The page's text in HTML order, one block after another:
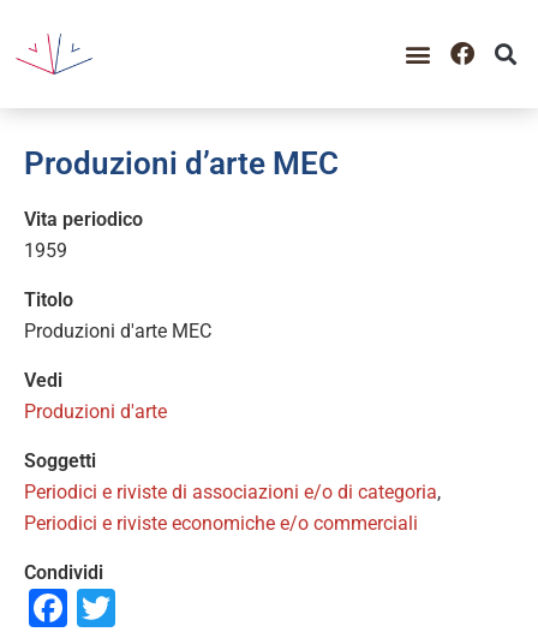
Produzioni d’arte MEC
Vita periodico
1959
Titolo
Produzioni d'arte MEC
Vedi
Produzioni d'arte
Soggetti
Periodici e riviste di associazioni e/o di categoria,
Periodici e riviste economiche e/o commerciali
Condividi
Facebook